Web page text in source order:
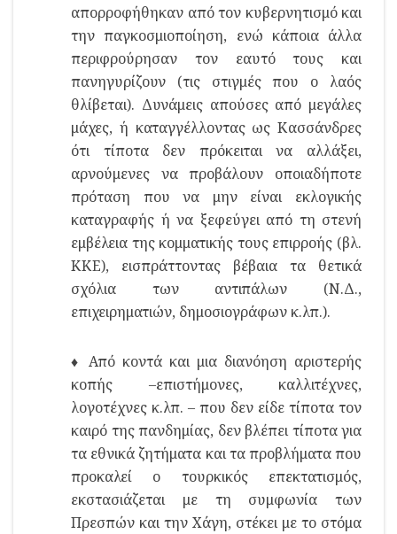
απορροφήθηκαν από τον κυβερνητισμό και
την παγκοσμιοποίηση, ενώ κάποια άλλα
περιφρούρησαν τον εαυτό τους και
πανηγυρίζουν (τις στιγμές που ο λαός
θλίβεται). Δυνάμεις απούσες από μεγάλες
μάχες, ή καταγγέλλοντας ως Κασσάνδρες
ότι τίποτα δεν πρόκειται να αλλάξει,
αρνούμενες να προβάλουν οποιαδήποτε
πρόταση που να μην είναι εκλογικής
καταγραφής ή να ξεφεύγει από τη στενή
εμβέλεια της κομματικής τους επιρροής (βλ.
ΚΚΕ), εισπράττοντας βέβαια τα θετικά
σχόλια των αντιπάλων (Ν.Δ.,
επιχειρηματιών, δημοσιογράφων κ.λπ.).
♦ Από κοντά και μια διανόηση αριστερής
κοπής –επιστήμονες, καλλιτέχνες,
λογοτέχνες κ.λπ. – που δεν είδε τίποτα τον
καιρό της πανδημίας, δεν βλέπει τίποτα για
τα εθνικά ζητήματα και τα προβλήματα που
προκαλεί ο τουρκικός επεκτατισμός,
εκστασιάζεται με τη συμφωνία των
Πρεσπών και την Χάγη, στέκει με το στόμα